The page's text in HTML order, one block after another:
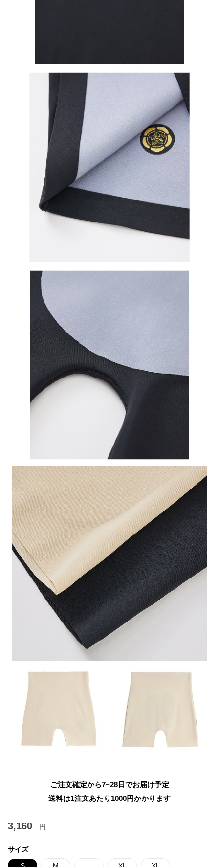
ご注文確定から7~28日でお届け予定
送料は1注文あたり 1000円かかります
3,160 円
サイズ
S M L XL XL